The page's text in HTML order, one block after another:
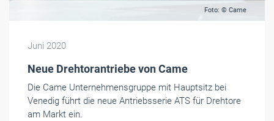
Foto: © Came
Juni 2020
Neue Drehtorantriebe von Came
Die Came Unternehmensgruppe mit Hauptsitz bei
Venedig führt die neue Antriebsserie ATS für Drehtore
am Markt ein.